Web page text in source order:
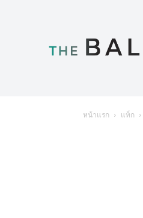
หน้าแรก แท็ก